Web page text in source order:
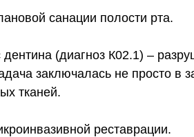
санации полости рта.
(диагноз К02.1) –
заключалась не просто в
тканей.
реставрации.